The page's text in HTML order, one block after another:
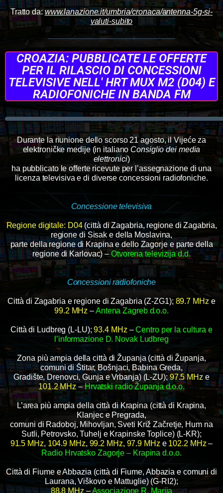
Tratto da:www.lanazione.it/umbria/cronaca/antenna-5g-si-
valuti-subito
CROAZIA: PUBBLICATE LE OFFERTE
PER IL RILASCIO DI CONCESSIONI
TELEVISIVE NELL' HRT MUX M2 (D04) E
RADIOFONICHE IN BANDA FM
Durante la riunione dello scorso 21 agosto, il Vijeće za
elektroničke medije (in italiano Consiglio dei media
elettronici)
ha pubblicato le offerte ricevute per l’assegnazione di una
licenza televisiva e di diverse concessioni radiofoniche.
Concessione televisiva
Regione digitale: D04 (città di Zagabria, regione di Zagabria,
regione di Sisak e della Moslavina,
parte della regione di Krapina e dello Zagorje e parte della
regione di Karlovac) –Otvorena televizija d.d.
Concessioni radiofoniche
Città di Zagabria e regione di Zagabria (Z-ZG1); 89.7 MHz e
99.2 MHz –Antena Zagreb d.o.o.
Città di Ludbreg (L-LU);93.4 MHz –Centro per la cultura e
l’informazione D. Novak Ludbreg
Zona più ampia della città di Županja (città di Županja,
comuni di Štitar, Bošnjaci, Babina Greda,
Gradište, Drenovci, Gunja e Vrbanja) (L-ZU);97.5 MHze
101.2 MHz–Hrvatski radio Županja d.o.o.
L’area più ampia della città di Krapina (città di Krapina,
Klanjec e Pregrada,
comuni di Radoboj, Mihovljan, Sveti Križ Začretje, Hum na
Sutli, Petrovsko, Tuhelj e Krapinske Toplice) (L-KR);
91.5 MHz, 104.9 MHz, 99.2 MHz, 97.9 MHz e 102.2 MHz –
Radio Hrvatsko Zagorje – Krapina d.o.o.
Città di Fiume e Abbazia (città di Fiume, Abbazia e comuni di
Laurana, Viškovo e Mattuglie) (G-RI2);
88.8 MHz–Associazione R. Marija